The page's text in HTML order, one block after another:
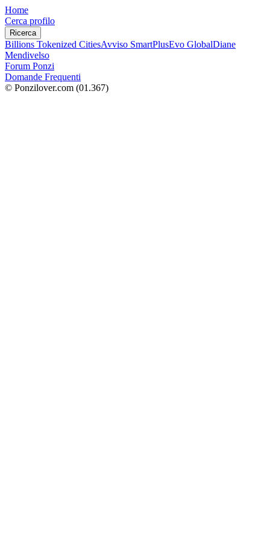
Home
Cerca profilo
Ricerca
Billions Tokenized CitiesAvviso SmartPlusEvo GlobalDiane
Mendivelso
Forum Ponzi
Domande Frequenti
© Ponzilover.com (01.367)